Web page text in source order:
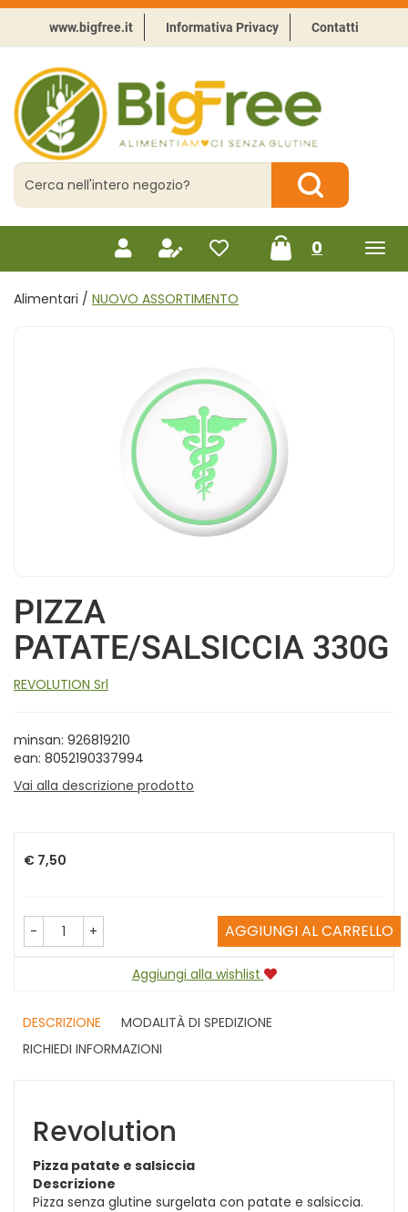
Passa
contenuto
principale
www.bigfree.it Informativa Privacy Contatti
BigFree
-
Punto
celiachia
Cerca
Prodotto
Cerca Prodotto
0prodotti
inseriti
Alimentari / NUOVO ASSORTIMENTO
PIZZA
PATATE/SALSICCIA 330G
REVOLUTION Srl
minsan: 926819210
ean: 8052190337994
Vai alla descrizione prodotto
Prezzo
€ 7,50
- + AGGIUNGI AL CARRELLO
Aggiungi alla wishlist
DESCRIZIONE
MODALITÀ DI SPEDIZIONE
RICHIEDI INFORMAZIONI
Revolution
Pizza patate e salsiccia
Descrizione
Pizza senza glutine surgelata con patate e salsiccia.